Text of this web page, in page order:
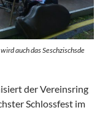
auch das Seschzischsde
der Vereinsring
Schlossfest im